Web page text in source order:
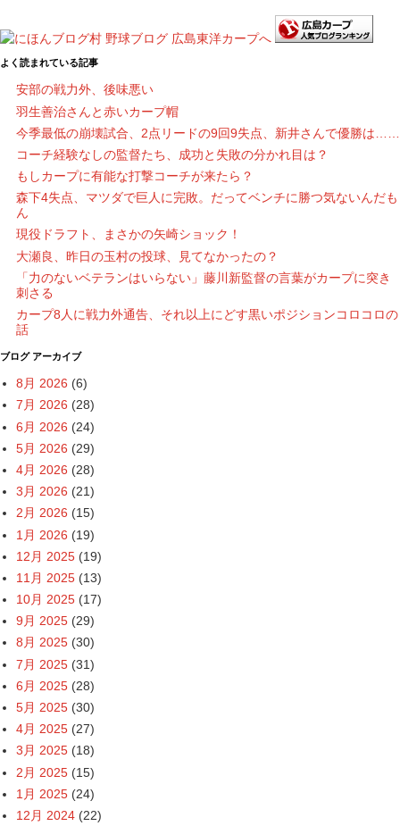
よく読まれている記事
安部の戦力外、後味悪い
羽生善治さんと赤いカープ帽
今季最低の崩壊試合、2点リードの9回9失点、新井さんで優勝は……
コーチ経験なしの監督たち、成功と失敗の分かれ目は？
もしカープに有能な打撃コーチが来たら？
森下4失点、マツダで巨人に完敗。だってベンチに勝つ気ないんだも
ん
現役ドラフト、まさかの矢崎ショック！
大瀬良、昨日の玉村の投球、見てなかったの？
「力のないベテランはいらない」藤川新監督の言葉がカープに突き
刺さる
カープ8人に戦力外通告、それ以上にどす黒いポジションコロコロの
話
ブログ アーカイブ
8月 2026 (6)
7月 2026 (28)
6月 2026 (24)
5月 2026 (29)
4月 2026 (28)
3月 2026 (21)
2月 2026 (15)
1月 2026 (19)
12月 2025 (19)
11月 2025 (13)
10月 2025 (17)
9月 2025 (29)
8月 2025 (30)
7月 2025 (31)
6月 2025 (28)
5月 2025 (30)
4月 2025 (27)
3月 2025 (18)
2月 2025 (15)
1月 2025 (24)
12月 2024 (22)